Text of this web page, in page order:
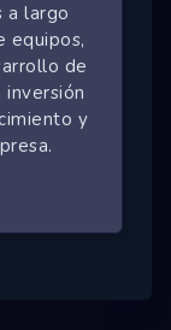
a largo
equipos,
de
y